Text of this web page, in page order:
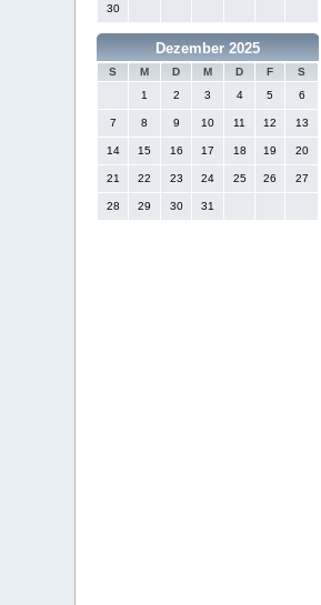
30
Dezember 2025
S M D M D F
S
1
2 3 4 5 6
7 8 9 10 11 12 13
14 15 16 17 18 19 20
21 22 23 24 25 26 27
28 29 30 31